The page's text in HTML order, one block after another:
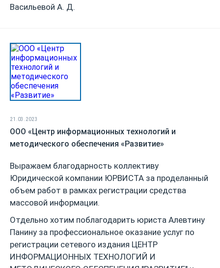
Васильевой А. Д.
21.03.2023
ООО «Центр информационных технологий и
методического обеспечения «Развитие»
Выражаем благодарность коллективу
Юридической компании ЮРВИСТА за проделанный
объем работ в рамках регистрации средства
массовой информации.
Отдельно хотим поблагодарить юриста Алевтину
Панину за профессиональное оказание услуг по
регистрации сетевого издания ЦЕНТР
ИНФОРМАЦИОННЫХ ТЕХНОЛОГИЙ И